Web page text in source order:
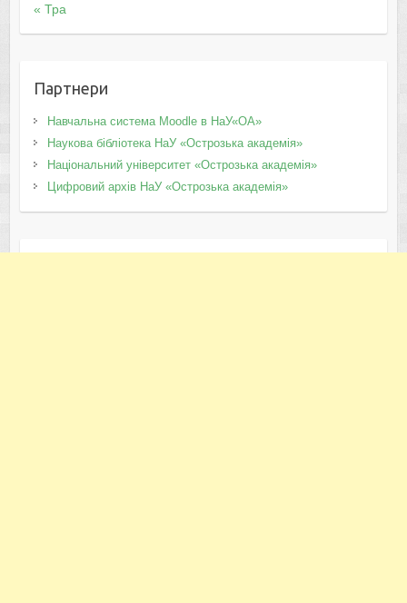
« Тра
Партнери
Навчальна система Moodle в НаУ«ОА»
Наукова бібліотека НаУ «Острозька академія»
Національний університет «Острозька академія»
Цифровий архів НаУ «Острозька академія»